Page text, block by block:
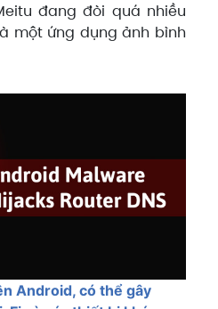
đang đòi quá nhiều
một ứng dụng ảnh bình
Android, có thể gây